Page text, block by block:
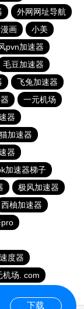
外网网址导航
画
小美
pvn加速器
毛豆加速器
飞兔加速器
一元机场
器
加速器
器
加速器梯子
极风加速器
西柚加速器
度器
机场. com
下载